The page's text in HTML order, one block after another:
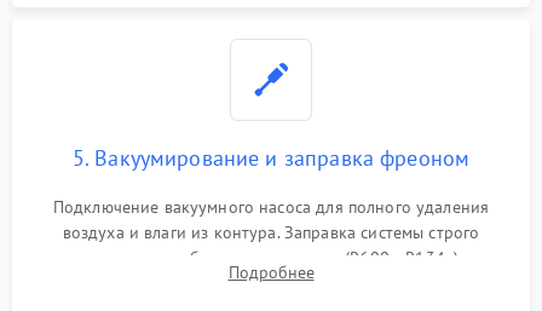
5. Вакуумирование и заправка фреоном
Подключение вакуумного насоса для полного удаления
воздуха и влаги из контура. Заправка системы строго
дозированным объемом хладагента (R600a, R134a) по
электронным весам. Контроль рабочего давления в системе.
Подробнее